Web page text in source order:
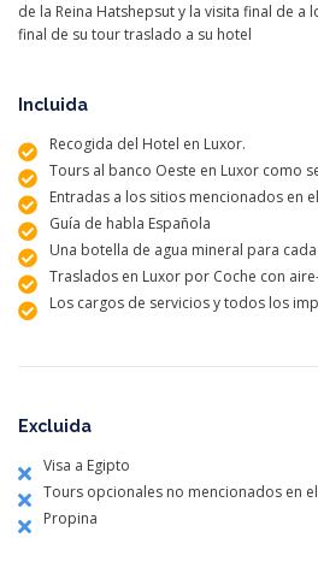
de la Reina Hatshepsut y la visita final de a
final de su tour traslado a su hotel
Incluida
Recogida del Hotel en Luxor.
Tours al banco Oeste en Luxor como
Entradas a los sitios mencionados en
Guía de habla Española
Una botella de agua mineral para
Traslados en Luxor por Coche con
Los cargos de servicios y todos los
Excluida
Visa a Egipto
Tours opcionales no mencionados en
Propina